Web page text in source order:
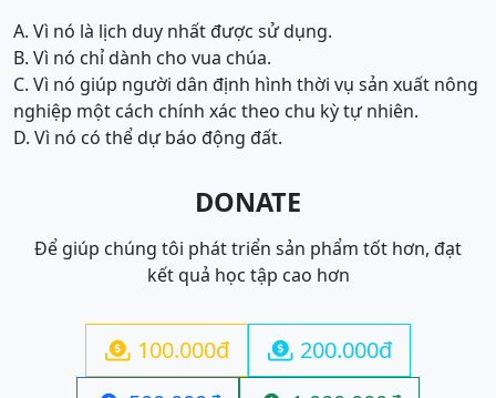
A. Vì nó là lịch duy nhất được sử dụng.
B. Vì nó chỉ dành cho vua chúa.
C. Vì nó giúp người dân định hình thời vụ sản xuất nông
nghiệp một cách chính xác theo chu kỳ tự nhiên.
D. Vì nó có thể dự báo động đất.
DONATE
Để giúp chúng tôi phát triển sản phẩm tốt hơn, đạt
kết quả học tập cao hơn
 100.000đ  200.000đ